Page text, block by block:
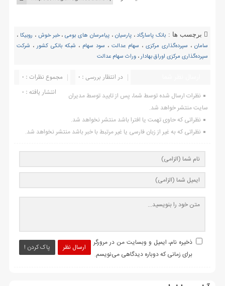
برچسب ها : بانک پاسارگاد،پارسیان ، پیامرسان های بومی،خبر خوش ، روبیکا ،
سامان ، سپرده‌گذاری مرکزی ، سهام عدالت ، سود سهام ، شبکه بانکی کشور، شرکت
سپرده‌گذاری مرکزی اوراق بهادار،وراث سهام عدالت
مجموع نظرات : 0
در انتظار بررسی : 0
انتشار یافته : ۰
نظرات ارسال شده توسط شما، پس از تایید توسط مدیران
سایت منتشر خواهد شد.
نظراتی که حاوی تهمت یا افترا باشد منتشر نخواهد شد.
نظراتی که به غیر از زبان فارسی یا غیر مرتبط با خبر باشد منتشر نخواهد شد.
ارسال نظر پاک کردن !
ذخیره نام، ایمیل و وبسایت من در مرورگر
برای زمانی که دوباره دیدگاهی می‌نویسم.